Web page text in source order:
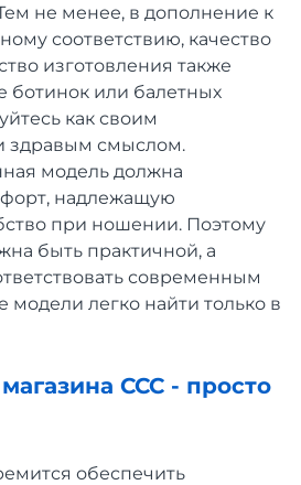
не менее, в дополнение к
соответствию, качество
изготовления также
или балетных
как своим
здравым смыслом.
модель должна
надлежащую
при ношении. Поэтому
быть практичной, а
современным
модели легко найти только в
CCC - просто
обеспечить